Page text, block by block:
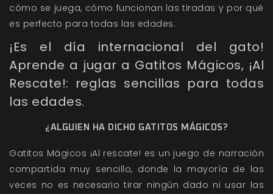
cómo se juega, cómo funcionan las tiradas y por qué
es perfecto para todas las edades.
¡Es el día internacional del gato!
Aprende a jugar a Gatitos Mágicos, ¡Al
Rescate!: reglas sencillas para todas
las edades.
¿ALGUIEN HA DICHO GATITOS MÁGICOS?
Gatitos Mágicos ¡Al rescate! es un juego de narración
compartida muy sencillo, donde la mayoría de las
veces no es necesario tirar ningún dado ni usar las